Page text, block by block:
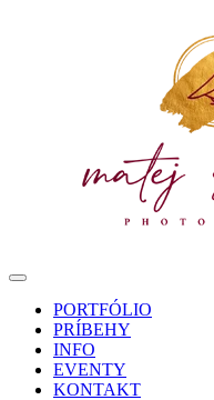
PORTFÓLIO
PRÍBEHY
INFO
EVENTY
KONTAKT